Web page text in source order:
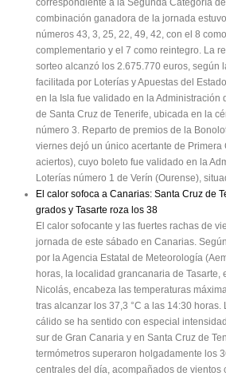
combinación ganadora de la jornada
números 43, 3, 25, 22, 49, 42, con el 8
complementario y el 7 como reintegro. La
sorteo alcanzó los 2.675.770 euros, según
facilitada por Loterías y Apuestas del
en la Isla fue validado en la Administración
de Santa Cruz de Tenerife, ubicada en la
número 3. Reparto de premios de la
viernes dejó un único acertante de Primera
aciertos), cuyo boleto fue validado en la
Loterías número 1 de Verín (Ourense),
El calor sofoca a Canarias: Santa Cruz de
grados y Tasarte roza los 38
El calor sofocante y las fuertes rachas de
jornada de este sábado en Canarias.
por la Agencia Estatal de Meteorología
horas, la localidad grancanaria de Tasarte,
Nicolás, encabeza las temperaturas
tras alcanzar los 37,3 °C a las 14:30 horas.
cálido se ha sentido con especial
sur de Gran Canaria y en Santa Cruz de
termómetros superaron holgadamente los
centrales del día, acompañados de vientos